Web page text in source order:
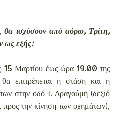
θα ισχύσουν από αύριο, Τρίτη,
ως εξής:
15 Μαρτίου έως ώρα 19.00 της
επιτρέπεται η στάση και η
στην οδό Ι. Δραγούμη (δεξιό
την κίνηση των οχημάτων),